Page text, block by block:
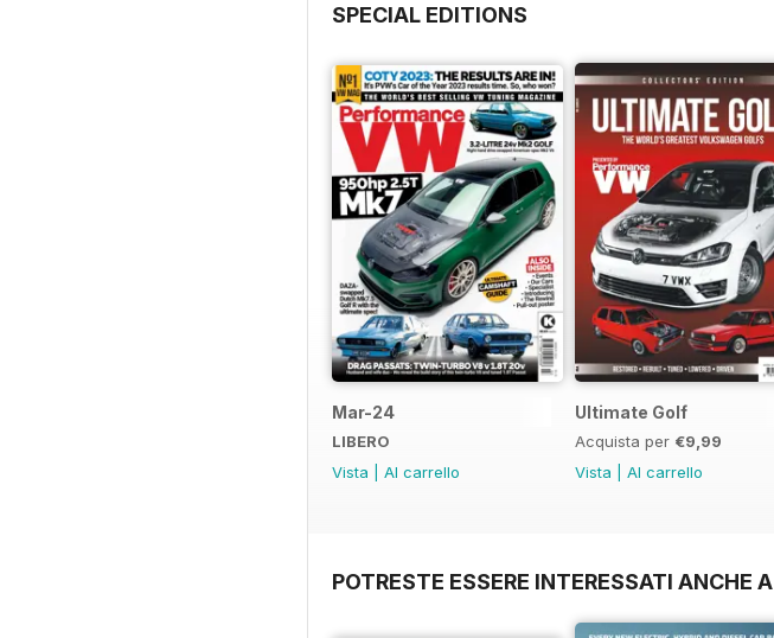
SPECIAL EDITIONS
Mar-24
LIBERO
Vista
Al carrello
Ultimate Golf
Acquista per €9,99
Vista
Al carrello
POTRESTE ESSERE INTERESSATI ANCHE A